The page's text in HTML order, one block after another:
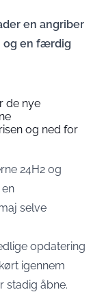
en angriber
og en færdig
de nye
og ned for
24H2 og
selve
opdatering
igennem
stadig åbne.